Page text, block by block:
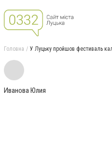
Головна У Луцьку пройшов фестиваль
Иванова Юлия